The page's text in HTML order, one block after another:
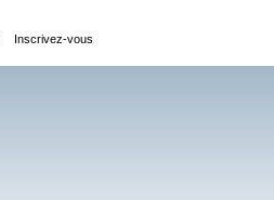
Inscrivez-vous